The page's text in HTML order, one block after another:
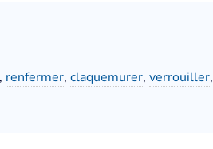
, renfermer, claquemurer, verrouiller,